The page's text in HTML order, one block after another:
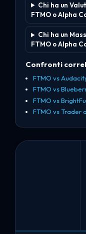
Chi ha un
FTMO o Alpha
Chi ha un
FTMO o Alpha
Confronti
FTMO vs
FTMO vs
FTMO vs
FTMO vs Trader